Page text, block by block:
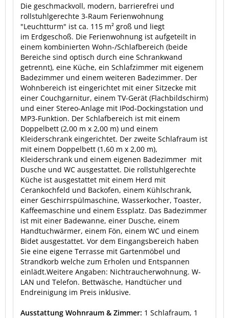
Die geschmackvoll, modern, barrierefrei und
rollstuhlgerechte 3-Raum Ferienwohnung
"Leuchtturm" ist ca. 115 m² groß und liegt
im Erdgeschoß. Die Ferienwohnung ist aufgeteilt in
einem kombinierten Wohn-/Schlafbereich (beide
Bereiche sind optisch durch eine Schrankwand
getrennt), eine Küche, ein Schlafzimmer mit eigenem
Badezimmer und einem weiteren Badezimmer. Der
Wohnbereich ist eingerichtet mit einer Sitzecke mit
einer Couchgarnitur, einem TV-Gerät (Flachbildschirm)
und einer Stereo-Anlage mit IPod-Dockingstation und
MP3-Funktion. Der Schlafbereich ist mit einem
Doppelbett (2,00 m x 2,00 m) und einem
Kleiderschrank eingerichtet. Der zweite Schlafraum ist
mit einem Doppelbett (1,60 m x 2,00 m),
Kleiderschrank und einem eigenen Badezimmer mit
Dusche und WC ausgestattet. Die rollstuhlgerechte
Küche ist ausgestattet mit einem Herd mit
Cerankochfeld und Backofen, einem Kühlschrank,
einer Geschirrspülmaschine, Wasserkocher, Toaster,
Kaffeemaschine und einem Essplatz. Das Badezimmer
ist mit einer Badewanne, einer Dusche, einem
Handtuchwärmer, einem Fön, einem WC und einem
Bidet ausgestattet. Vor dem Eingangsbereich haben
Sie eine eigene Terrasse mit Gartenmöbel und
Strandkorb welche zum Erholen und Entspannen
einlädt.Weitere Angaben: Nichtraucherwohnung. W-
LAN und Telefon. Bettwäsche, Handtücher und
Endreinigung im Preis inklusive.
Ausstattung Wohnraum & Zimmer: 1 Schlafraum, 1